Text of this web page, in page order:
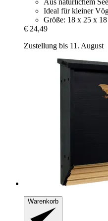
Ideal für kleiner
Größe: 18 x 25 x
€ 24,49
Zustellung bis 11. August
Warenkorb